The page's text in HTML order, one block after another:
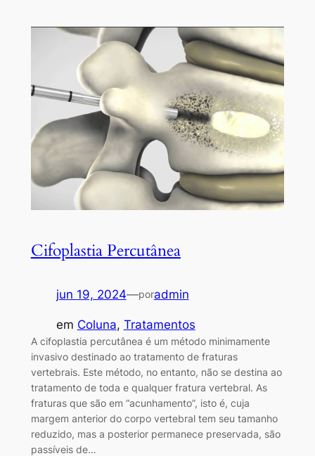
Cifoplastia Percutânea
jun 19, 2024—poradmin
em Coluna, Tratamentos
A cifoplastia percutânea é um método minimamente
invasivo destinado ao tratamento de fraturas
vertebrais. Este método, no entanto, não se destina ao
tratamento de toda e qualquer fratura vertebral. As
fraturas que são em “acunhamento”, isto é, cuja
margem anterior do corpo vertebral tem seu tamanho
reduzido, mas a posterior permanece preservada, são
passíveis de…